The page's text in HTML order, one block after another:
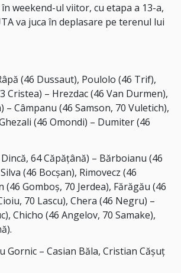
weekend-ul viitor, cu etapa a 13-a,
va juca în deplasare pe terenul lui
(46 Dussaut), Poulolo (46 Trif),
Cristea) – Hrezdac (46 Van Durmen),
– Câmpanu (46 Samson, 70 Vuletich),
(46 Omondi) – Dumiter (46
64 Căpățână) – Bărboianu (46
(46 Bocșan), Rimovecz (46
(46 Gomboș, 70 Jerdea), Fărăgău (46
70 Lascu), Chera (46 Negru) –
Chicho (46 Angelov, 70 Samake),
Gornic – Casian Băla, Cristian Cășuț